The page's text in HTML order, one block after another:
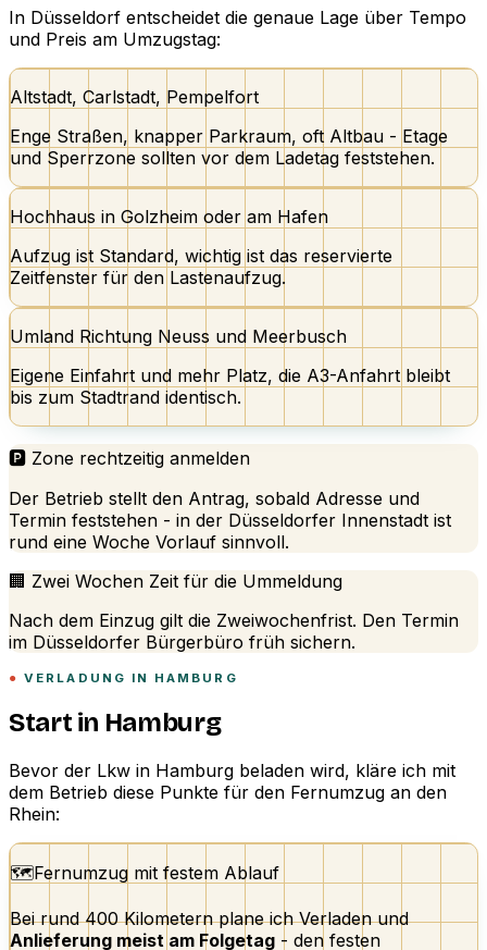
In Düsseldorf entscheidet die genaue Lage über Tempo
und Preis am Umzugstag:
Altstadt, Carlstadt, Pempelfort
Enge Straßen, knapper Parkraum, oft Altbau - Etage
und Sperrzone sollten vor dem Ladetag feststehen.
Hochhaus in Golzheim oder am Hafen
Aufzug ist Standard, wichtig ist das reservierte
Zeitfenster für den Lastenaufzug.
Umland Richtung Neuss und Meerbusch
Eigene Einfahrt und mehr Platz, die A3-Anfahrt bleibt
bis zum Stadtrand identisch.
🅿️ Zone rechtzeitig anmelden
Der Betrieb stellt den Antrag, sobald Adresse und
Termin feststehen - in der Düsseldorfer Innenstadt ist
rund eine Woche Vorlauf sinnvoll.
🏢 Zwei Wochen Zeit für die Ummeldung
Nach dem Einzug gilt die Zweiwochenfrist. Den Termin
im Düsseldorfer Bürgerbüro früh sichern.
VERLADUNG IN HAMBURG
Start in Hamburg
Bevor der Lkw in Hamburg beladen wird, kläre ich mit
dem Betrieb diese Punkte für den Fernumzug an den
Rhein:
🗺️Fernumzug mit festem Ablauf
Bei rund 400 Kilometern plane ich Verladen und
Anlieferung meist am Folgetag - den festen